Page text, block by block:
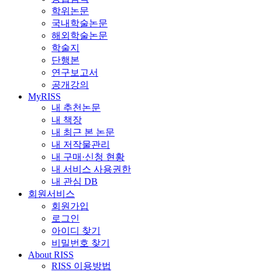
학위논문
국내학술논문
해외학술논문
학술지
단행본
연구보고서
공개강의
MyRISS
내 추천논문
내 책장
내 최근 본 논문
내 저작물관리
내 구매·신청 현황
내 서비스 사용권한
내 관심 DB
회원서비스
회원가입
로그인
아이디 찾기
비밀번호 찾기
About RISS
RISS 이용방법